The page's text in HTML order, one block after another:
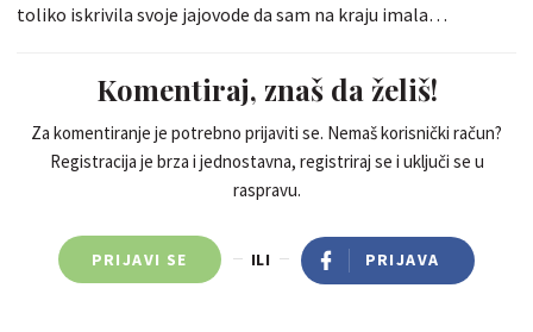
toliko iskrivila svoje jajovode da sam na kraju imala
Preostala desna strana je vjerovatno isto zahvaćena ali sve
nade polazem u tu preostalu stranu tijela. Oduvijek su mi
ginekolozi govorili da imam policistične jajnike ali jedini
pristup liječenja su bili hormoni i antibaby pilule sto sam ja
odbijala. Jako sam uplašena buducim razvojem događaja i
Puno Vam hvala unaprijed na vremenu,poduci a evo ako bude
mogućnosti i na ostalom. Srdačan pozdrav!
Komentiraj, znaš da želiš!
Za komentiranje je potrebno prijaviti se. Nemaš korisnički račun?
Registracija je brza i jednostavna, registriraj se i uključi se u
raspravu.
PRIJAVI SE ILI PRIJAVA